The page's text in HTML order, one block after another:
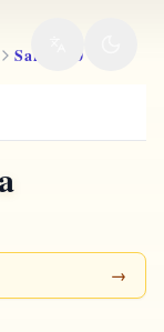
Salmo 60
→